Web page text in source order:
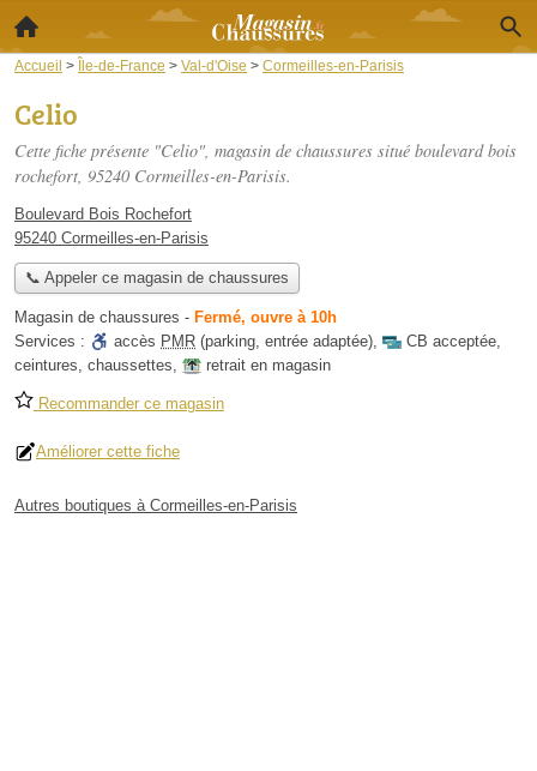
Accueil > Île-de-France > Val-d'Oise > Cormeilles-en-Parisis
Celio
Cette fiche présente "Celio", magasin de chaussures situé boulevard bois
rochefort, 95240 Cormeilles-en-Parisis.
Boulevard Bois Rochefort
95240 Cormeilles-en-Parisis
📞 Appeler ce magasin de chaussures
Magasin de chaussures - Fermé, ouvre à 10h
Services :
accès PMR (parking, entrée adaptée), CB acceptée,
ceintures, chaussettes, retrait en magasin
Recommander ce magasin
Améliorer cette fiche
Autres boutiques à Cormeilles-en-Parisis